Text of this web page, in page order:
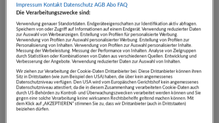
Auktion beendet
Sie können kein Gebot mehr
abgeben.
ARTIKEL BEOBACHTEN
Zuschlag ab:
€ 125,00
Impressum Kontakt Datenschutz AGB Abo FAQ
Die Verarbeitungszwecke sind:
Verwendung genauer Standortdaten. Endgeräteeigenschaften zur Identifikation aktiv abfragen.
Speichern von oder Zugriff auf Informationen auf einem Endgerät. Verwendung reduzierter Daten
zur Auswahl von Werbeanzeigen. Erstellung von Profilen für personalisierte Werbung.
Verwendung von Profilen zur Auswahl personalisierter Werbung. Erstellung von Profilen zur
Personalisierung von Inhalten. Verwendung von Profilen zur Auswahl personalisierter Inhalte.
Messung der Werbeleistung. Messung der Performance von Inhalten. Analyse von Zielgruppen
durch Statistiken oder Kombinationen von Daten aus verschiedenen Quellen. Entwicklung und
Verbesserung der Angebote. Verwendung reduzierter Daten zur Auswahl von Inhalten.
Wir ziehen zur Verarbeitung der Cookie-Daten Drittanbieter bei. Diese Drittanbieter können ihren
Sitz in Drittstaaten (wie zum Beispiel den USA) haben, die über kein angemessenes
Datenschutzniveau verfügen. Den USA wird vom Europäischen Gerichtshof kein angemessenes
Datenschutzniveau attestiert, da die in diesem Zusammenhang verarbeiteten Cookie-Daten auch
durch US-Behörden zu Kontroll- und Überwachungszwecken verarbeitet werden können und Sie
gegen eine solche Verarbeitung keine wirksamen Rechtsbehelfe geltend machen können. Mit
dem Klick auf „AKZEPTIEREN“ stimmen Sie zu, dass wir Drittanbieter (auch in Drittstaaten)
beiziehen dürfen.